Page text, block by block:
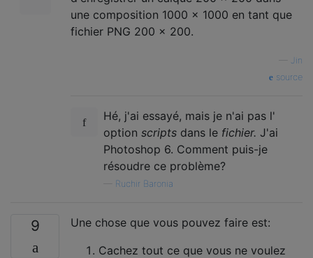
une composition 1000 × 1000 en tant que
fichier PNG 200 × 200.
Jin
source
Hé, j'ai essayé, mais je n'ai pas l'
option scripts dans le fichier. J'ai
Photoshop 6. Comment puis-je
résoudre ce problème?
Ruchir Baronia
9
Une chose que vous pouvez faire est:
Cachez tout ce que vous ne voulez